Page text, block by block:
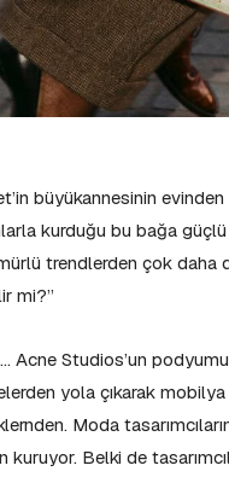
büyükannesinin
kurduğu bu bağa
trendlerden çok
mi?”
Acne Studios’un
yola çıkarak
Moda
Belki de